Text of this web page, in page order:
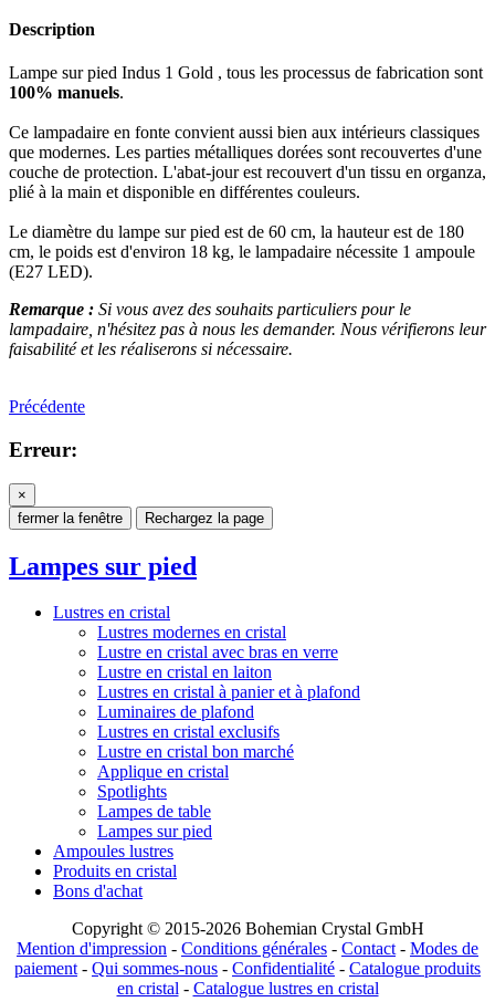
Description
Lampe sur pied Indus 1 Gold , tous les processus de fabrication sont
100% manuels.
Ce lampadaire en fonte convient aussi bien aux intérieurs classiques
que modernes. Les parties métalliques dorées sont recouvertes d'une
couche de protection. L'abat-jour est recouvert d'un tissu en organza,
plié à la main et disponible en différentes couleurs.
Le diamètre du lampe sur pied est de 60 cm, la hauteur est de 180
cm, le poids est d'environ 18 kg, le lampadaire nécessite 1 ampoule
(E27 LED).
Remarque : Si vous avez des souhaits particuliers pour le
lampadaire, n'hésitez pas à nous les demander. Nous vérifierons leur
faisabilité et les réaliserons si nécessaire.
Précédente
Erreur:
×
fermer la fenêtre
Rechargez la page
Lampes sur pied
Lustres en cristal
Lustres modernes en cristal
Lustre en cristal avec bras en verre
Lustre en cristal en laiton
Lustres en cristal à panier et à plafond
Luminaires de plafond
Lustres en cristal exclusifs
Lustre en cristal bon marché
Applique en cristal
Spotlights
Lampes de table
Lampes sur pied
Ampoules lustres
Produits en cristal
Bons d'achat
Copyright © 2015-2026 Bohemian Crystal GmbH
Mention d'impression - Conditions générales - Contact- Modes de
paiement- Qui sommes-nous - Confidentialité - Catalogue produits
en cristal- Catalogue lustres en cristal